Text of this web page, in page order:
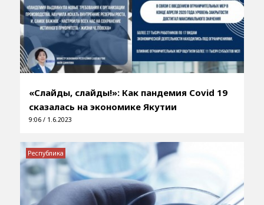
«Слайды, слайды!»: Как пандемия Covid 19
сказалась на экономике Якутии
9:06 / 1.6.2023
Республика